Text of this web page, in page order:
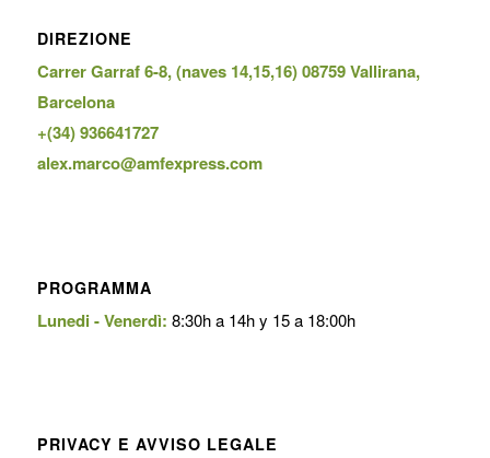
DIREZIONE
Carrer Garraf 6-8, (naves 14,15,16) 08759 Vallirana,
Barcelona
+(34) 936641727
alex.marco@amfexpress.com
PROGRAMMA
Lunedi - Venerdì: 8:30h a 14h y 15 a 18:00h
PRIVACY E AVVISO LEGALE